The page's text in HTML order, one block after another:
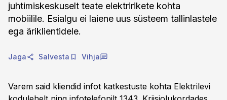
juhtimiskeskuselt teate elektririkete kohta
mobiilile. Esialgu ei laiene uus süsteem tallinlastele
ega äriklientidele.
Jaga Salvesta Vihja
Varem said kliendid infot katkestuste kohta Elektrilevi